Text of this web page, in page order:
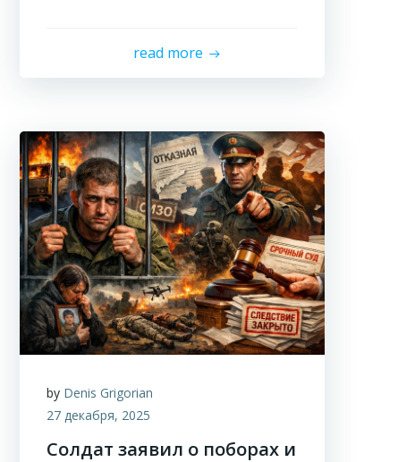
read more
by Denis Grigorian
27 декабря, 2025
Солдат заявил о поборах и